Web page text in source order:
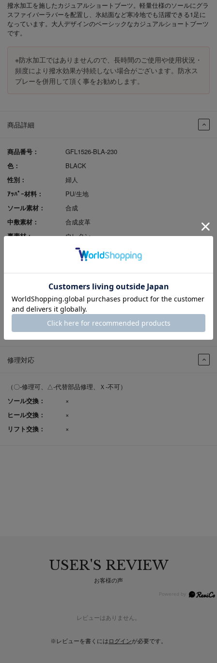
商品詳細
商品番号：
GFL1526-BLA-230
色：
BLACK
性別：
婦人
ｱｯﾊﾟｰ材料：
PU/生地
ソール素材：
合成
中敷素材：
合成皮革
裏素材：
ウレタン
3.0cm
レビューポイント付
与：
可
返品サイズ交換：
可
試着申込可否：
修理対応
（〇-修理可、△-代替部品修理、Ｘ-不可）
ソール交換：
×
ヒール交換：
×
リフト交換：
×
撥水加工を施したカジュアルショートブーツ。軽量仕様のソールにグラ
スファイバーラバーを配置し、氷結面など寒冷地でも活躍できる1足に
なっています。大人デザインのベーシックなカジュアルショートブーツ
です。
※防水加工ではありませんので、長時間のご使用や使用状況・
頻度により撥水効果が持続しない場合がございます。防水ス
プレーを併用して頂く事をお勧めします。
USER'S REVIEW
お客様の声
レビューはありません。
※レビューを書くには ログインが必要です。